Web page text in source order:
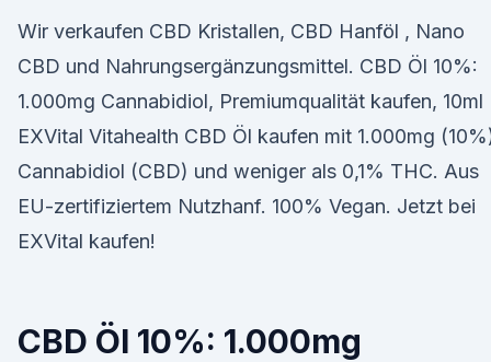
Wir verkaufen CBD Kristallen, CBD Hanföl , Nano
CBD und Nahrungsergänzungsmittel. CBD Öl 10%:
1.000mg Cannabidiol, Premiumqualität kaufen, 10ml
EXVital Vitahealth CBD Öl kaufen mit 1.000mg
Cannabidiol (CBD) und weniger als 0,1% THC. Aus
EU-zertifiziertem Nutzhanf. 100% Vegan. Jetzt bei
EXVital kaufen!
CBD Öl 10%: 1.000mg